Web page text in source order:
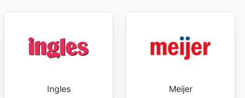
Ingles Meijer